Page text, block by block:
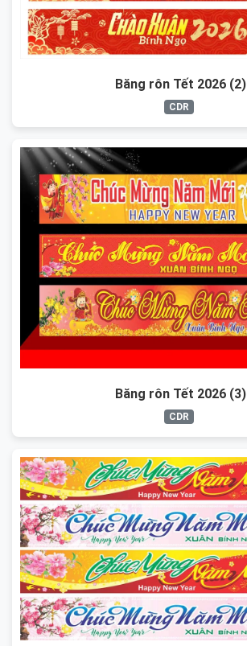
Băng rôn Tết 2026 (2)
CDR
Băng rôn Tết 2026 (3)
CDR